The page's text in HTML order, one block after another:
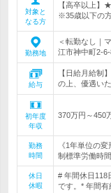
対象と
なる方
【高卒以上】
※35歳以下の
勤務地
＜転勤なし｜
江市神中町2-
給与
【日給月給制
の上、優遇い
初年度
年収
370万円～450
勤務
時間
《1年単位の
制標準労働時
休日
休暇
# 年間休日118
です。* 年間有